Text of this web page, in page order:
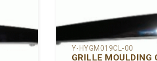
Y-HYGM019CL-00
GRILLE MOULDING